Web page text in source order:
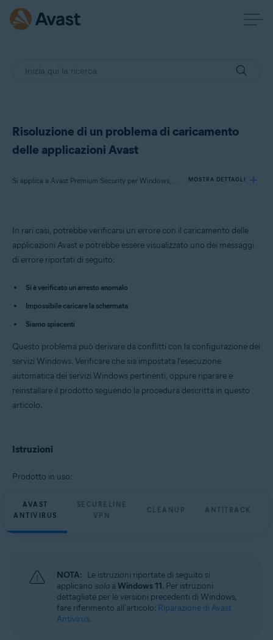
Risoluzione di un problema di caricamento
delle applicazioni Avast
Si applica a Avast Premium Security per Windows, Avast Free Antivirus per Windows, Avast SecureLine VPN per Windows, Avast Cleanup Premium per Windows, Avast AntiTrack Premium per Windows, Avast Driver Updater per Windows, Avast BreachGuard per Windows MOSTRA DETTAGLI
Prodotti:
Avast Premium Security 23.x per Windows
Avast SecureLine VPN 5.x per Windows
Avast AntiTrack Premium 3.x per Windows
Avast BreachGuard 23.x per Windows
Microsoft Windows 11 Home / Pro / Enterprise / Education
Microsoft Windows 10 Home / Pro / Enterprise / Education - 32/64 bit
Microsoft Windows 8.1 / Pro / Enterprise - 32/64 bit
Microsoft Windows 7 Home Basic / Home Premium / Professional /
Enterprise / Ultimate - Service Pack 1 con aggiornamento cumulativo
In rari casi, potrebbe verificarsi un errore con il caricamento delle
applicazioni Avast e potrebbe essere visualizzato uno dei messaggi
di errore riportati di seguito:
Si è verificato un arresto anomalo
Impossibile caricare la schermata
Siamo spiacenti
Questo problema può derivare da conflitti con la configurazione dei
servizi Windows. Verificare che sia impostata l'esecuzione
automatica dei servizi Windows pertinenti, oppure riparare e
reinstallare il prodotto seguendo la procedura descritta in questo
articolo.
Istruzioni
Prodotto in uso:
AVAST
ANTIVIRUS
SECURELINE
VPN
CLEANUP ANTITRACK
NOTA: Le istruzioni riportate di seguito si
applicano solo a Windows 11. Per istruzioni
dettagliate per le versioni precedenti di Windows,
fare riferimento all'articolo: Riparazione di Avast
Antivirus.